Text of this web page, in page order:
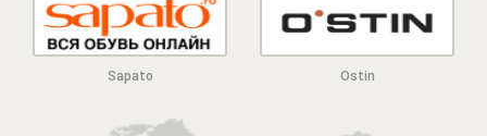
Sapato Ostin